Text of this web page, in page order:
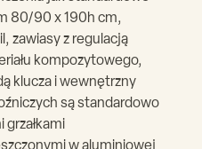
80/90 x 190h cm,
zawiasy z regulacją
kompozytowego,
klucza i wewnętrzny
są standardowo